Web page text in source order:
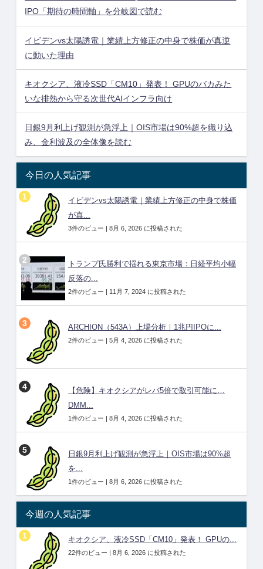
IPO「期待の時間軸」を分岐図で読む
イビデンvs太陽誘電｜業績上方修正の中身で株価が真逆
に動いた理由
キオクシア、液冷SSD「CM10」発表！ GPUのバカみた
いな排熱から守る次世代AIインフラ向け
日銀9月利上げ観測が急浮上｜OIS市場は90%超を織り込
み、金利波及の全体像を読む
今日の人気記事
イビデンvs太陽誘電｜業績上方修正の中身で株価
が真...
3件のビュー | 8月 6, 2026 に投稿された
トランプ氏勝利で揺れる東京市場：日経平均小幅
反落の...
2件のビュー | 11月 7, 2024 に投稿された
ARCHION（543A）上場分析｜1兆円IPOに...
2件のビュー | 5月 4, 2026 に投稿された
【危険】キオクシアがレバ5倍で取引可能に…
DMM...
1件のビュー | 8月 4, 2026 に投稿された
日銀9月利上げ観測が急浮上｜OIS市場は90%超
を...
1件のビュー | 8月 6, 2026 に投稿された
今週の人気記事
キオクシア、液冷SSD「CM10」発表！ GPUの...
22件のビュー | 8月 6, 2026 に投稿された